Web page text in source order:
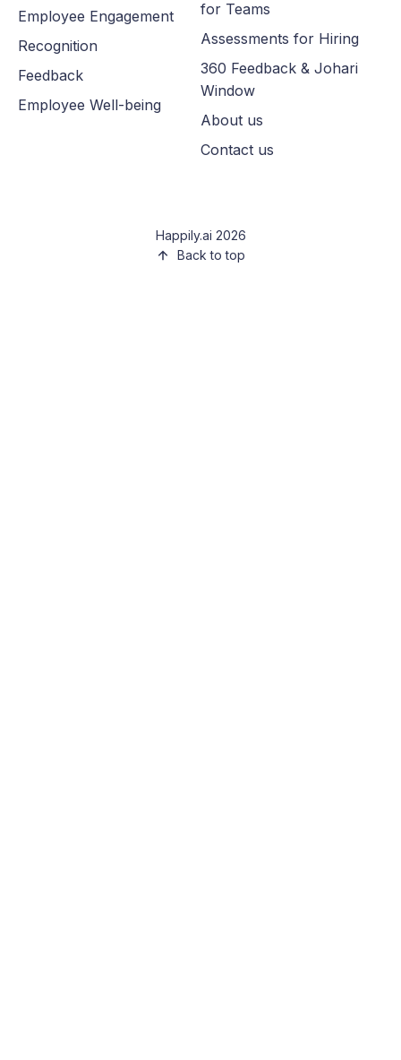
Employee Engagement
Recognition
Feedback
Employee Well-being
for Teams
Assessments for Hiring
360 Feedback & Johari
Window
About us
Contact us
Happily.ai 2026
Back to top